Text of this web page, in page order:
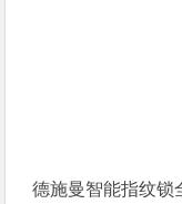
德施曼智能指纹锁